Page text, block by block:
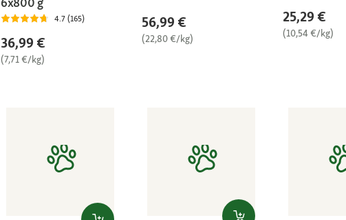
4.7 (165)
36,99 €
(7,71 €/kg)
56,99 €
(22,80 €/kg)
25,29 €
(10,54 €/kg)